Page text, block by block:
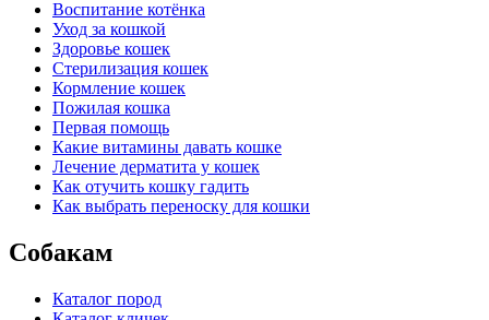
Воспитание котёнка
Уход за кошкой
Здоровье кошек
Стерилизация кошек
Кормление кошек
Пожилая кошка
Первая помощь
Какие витамины давать кошке
Лечение дерматита у кошек
Как отучить кошку гадить
Как выбрать переноску для кошки
Собакам
Каталог пород